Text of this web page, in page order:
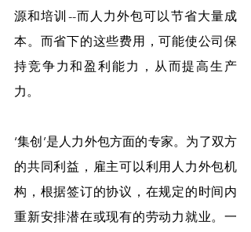
源和培训--而人力外包可以节省大量成
本。而省下的这些费用，可能使公司保
持竞争力和盈利能力，从而提高生产
力。
‘集创’是人力外包方面的专家。为了双方
的共同利益，雇主可以利用人力外包机
构，根据签订的协议，在规定的时间内
重新安排潜在或现有的劳动力就业。一